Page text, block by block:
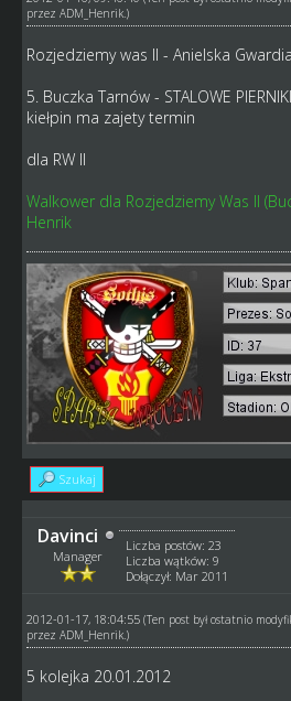
przez ADM_Henrik.)
Rozjedziemy was II - Anielska Gwardia
5. Buczka Tarnów - STALOWE
kiełpin ma zajety termin
dla RW II
Walkower dla Rozjedziemy Was II
Henrik
Szukaj
Davinci
Manager
Liczba postów: 23
Liczba wątków: 9
Dołączył: Mar 2011
2012-01-17, 18:04:55 (Ten post był ostatnio
przez ADM_Henrik.)
5 kolejka 20.01.2012